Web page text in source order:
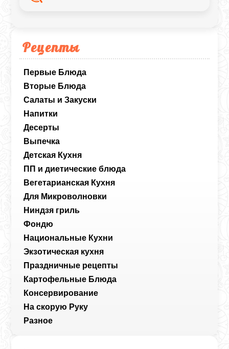
Рецепты
Первые Блюда
Вторые Блюда
Салаты и Закуски
Напитки
Десерты
Выпечка
Детская Кухня
ПП и диетические блюда
Вегетарианская Кухня
Для Микроволновки
Ниндзя гриль
Фондю
Национальные Кухни
Экзотическая кухня
Праздничные рецепты
Картофельные Блюда
Консервирование
На скорую Руку
Разное